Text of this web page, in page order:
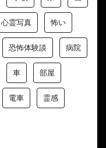
心霊写真 怖い
恐怖体験談 病院
車 部屋
電車 霊感